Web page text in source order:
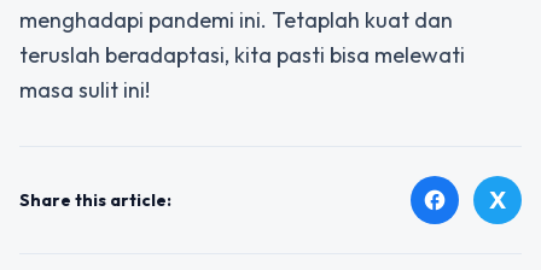
menghadapi pandemi ini. Tetaplah kuat dan
teruslah beradaptasi, kita pasti bisa melewati
masa sulit ini!
Share this article: facebook X